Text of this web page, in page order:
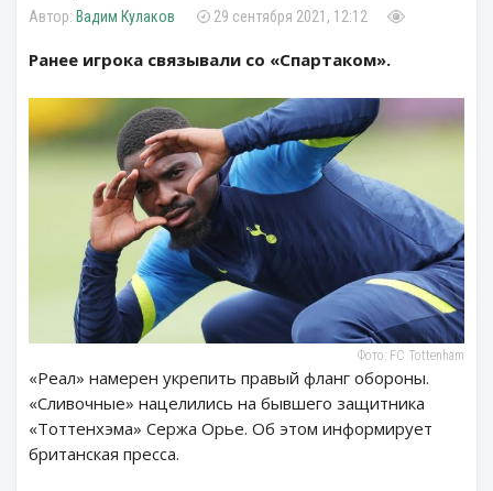
Вадим Кулаков 29 сентября 2021, 12:12
Ранее игрока связывали со «Спартаком».
Фото: FC Tottenham
«Реал» намерен укрепить правый фланг обороны.
«Сливочные» нацелились на бывшего защитника
«Тоттенхэма» Сержа Орье. Об этом информирует
британская пресса.